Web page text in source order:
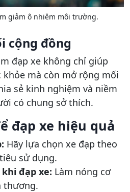
giảm ô nhiễm môi trường.
cộng đồng
đạp xe không chỉ giúp
khỏe mà còn mở rộng mối
sẻ kinh nghiệm và niềm
có chung sở thích.
đạp xe hiệu quả
Hãy lựa chọn xe đạp theo
sử dụng.
đạp xe: Làm nóng cơ
thương.